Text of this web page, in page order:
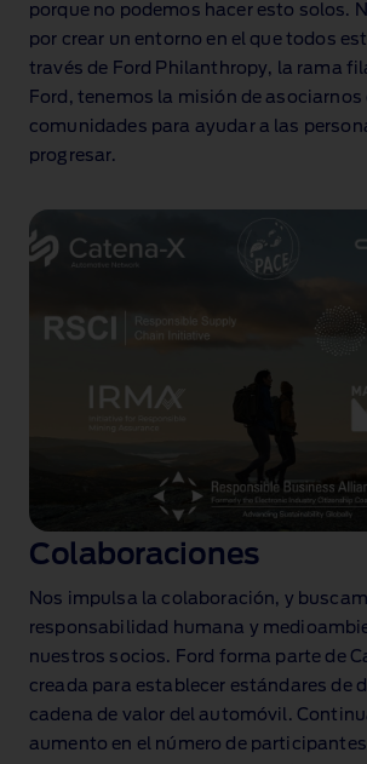
porque no podemos hacer esto solos.
por crear un entorno en el que todos
través de Ford Philanthropy, la rama
Ford, tenemos la misión de asociarnos
comunidades para ayudar a las
progresar.
Colaboraciones
Nos impulsa la colaboración, y
responsabilidad humana y
nuestros socios. Ford forma parte de
creada para establecer estándares de
cadena de valor del automóvil.
aumento en el número de